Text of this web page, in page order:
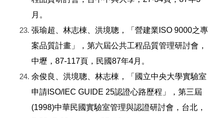
月。
張瑜超、林志棟、洪境聰，「營建業ISO 9000之專
案品質計畫」，第六屆公共工程品質管理研討會，
中壢，87-117頁，民國87年4月。
余俊良、洪境聰、林志棟，「國立中央大學實驗室
申請ISO/IEC GUIDE 25認證心路歷程」，第三屆
(1998)中華民國實驗室管理與認證研討會，台北，